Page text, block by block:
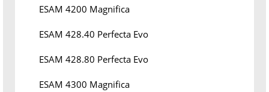
ESAM 4200 Magnifica
ESAM 428.40 Perfecta Evo
ESAM 428.80 Perfecta Evo
ESAM 4300 Magnifica